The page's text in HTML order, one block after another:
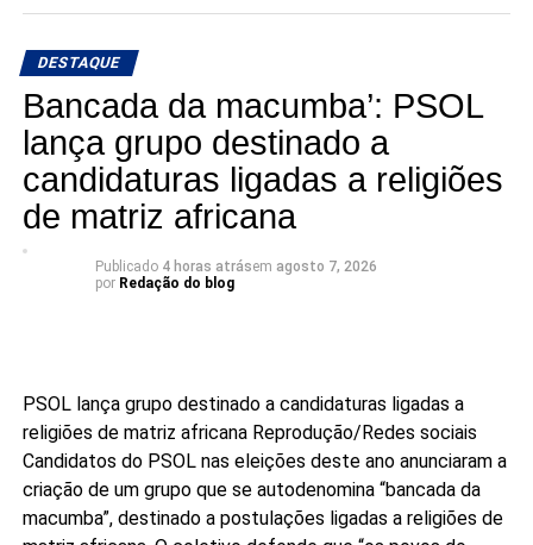
DESTAQUE
Bancada da macumba’: PSOL
lança grupo destinado a
candidaturas ligadas a religiões
de matriz africana
Publicado 4 horas atrásem agosto 7, 2026
por Redação do blog
PSOL lança grupo destinado a candidaturas ligadas a
religiões de matriz africana Reprodução/Redes sociais
Candidatos do PSOL nas eleições deste ano anunciaram a
criação de um grupo que se autodenomina “bancada da
macumba”, destinado a postulações ligadas a religiões de